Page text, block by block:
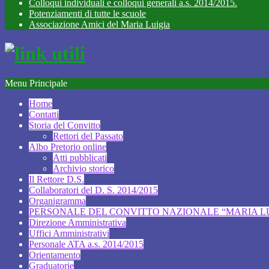
Colloqui individuali e colloqui generali a.s. 2014/2015.
Potenziamenti di tutte le scuole
Associazione Amici del Maria Luigia
Menu Principale
Home
Contatti
Storia del Convitto
Rettori del Passato
Albo Pretorio online
Atti pubblicati
Archivio storico
Il Rettore D.S.
Collaboratori del D. S. 2014/2015
Organigramma
PERSONALE DEL CONVITTO NAZIONALE “MARIA
Direzione Amministrativa
Uffici Amministrativi
Personale ATA a.s. 2014/2015
Orientamento
Graduatorie